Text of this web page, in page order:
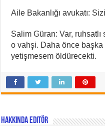
Aile Bakanlığı avukatı:
Salim Güran: Var,
o vahşi. Daha önce
yetişmesem öldürecekti.
Hakkında Editör